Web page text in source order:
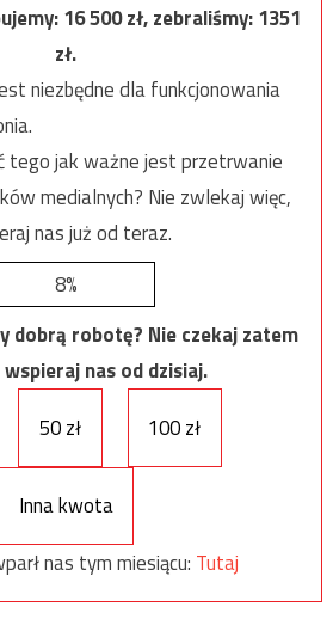
16 500zł, zebraliśmy:1351
zł.
niezbędne dla funkcjonowania
tego jak ważne jest przetrwanie
medialnych? Nie zwlekaj więc,
nas już od teraz.
8%
dobrą robotę? Nie czekaj zatem
nas od dzisiaj.
50 zł 100 zł
Inna kwota
nas tym miesiącu: Tutaj